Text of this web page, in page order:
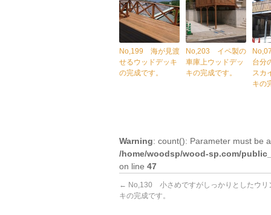
No,199 海が見渡
せるウッドデッキ
の完成です。
No,203 イペ製の
車庫上ウッドデッ
キの完成です。
台分
スカ
キの
Warning: count(): Parameter must be
/home/woodsp/wood-sp.com/
on line 47
← No,130 小さめですがしっかりとしたウリ
キの完成です。